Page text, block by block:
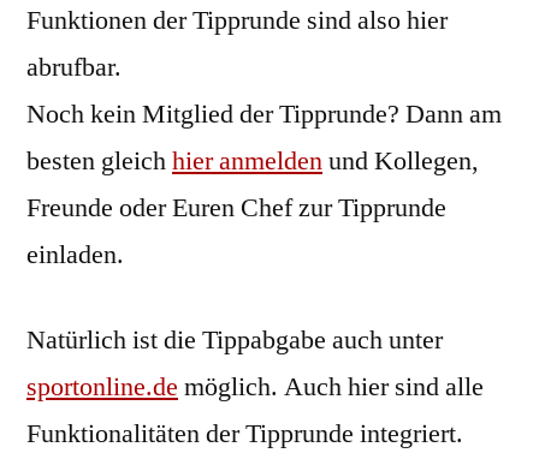
Funktionen der Tipprunde sind also hier
abrufbar.
Noch kein Mitglied der Tipprunde? Dann am
besten gleichhier anmeldenund Kollegen,
Freunde oder Euren Chef zur Tipprunde
einladen.
Natürlich ist die Tippabgabe auch unter
sportonline.de möglich. Auch hier sind alle
Funktionalitäten der Tipprunde integriert.